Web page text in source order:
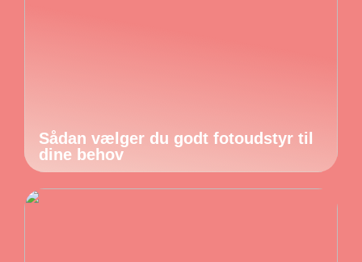
Sådan vælger du godt fotoudstyr til
dine behov